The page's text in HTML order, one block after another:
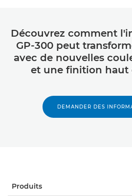
Découvrez comment
GP-300 peut
avec de nouvelles
et une finition haut
DEMANDER DES
Produits